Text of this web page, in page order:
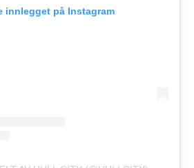
innlegget på Instagram